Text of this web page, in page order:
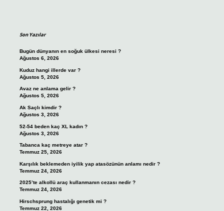
Son Yazılar
Bugün dünyanın en soğuk ülkesi neresi ?
Ağustos 6, 2026
Kuduz hangi illerde var ?
Ağustos 5, 2026
Avaz ne anlama gelir ?
Ağustos 5, 2026
Ak Saçlı kimdir ?
Ağustos 3, 2026
52-54 beden kaç XL kadın ?
Ağustos 3, 2026
Tabanca kaç metreye atar ?
Temmuz 25, 2026
Karşılık beklemeden iyilik yap atasözünün anlamı nedir ?
Temmuz 24, 2026
2025’te alkollü araç kullanmanın cezası nedir ?
Temmuz 24, 2026
Hirschsprung hastalığı genetik mi ?
Temmuz 22, 2026